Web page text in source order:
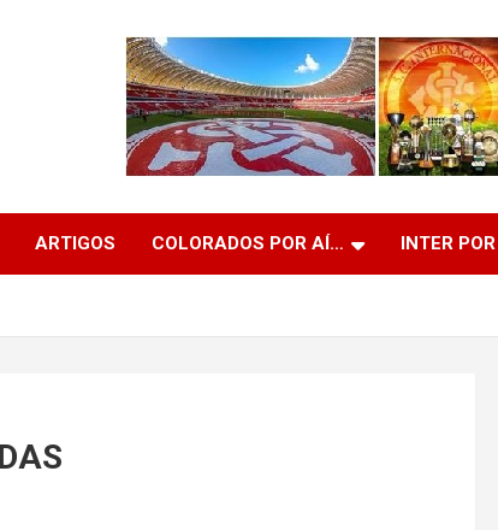
ARTIGOS COLORADOS POR AÍ… INTER